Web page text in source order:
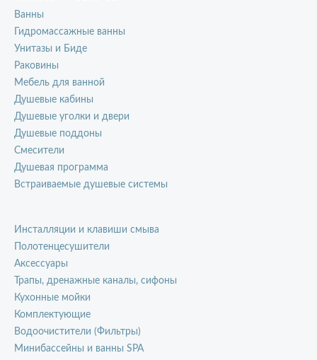
Ванны
Гидромассажные ванны
Унитазы и Биде
Раковины
Мебель для ванной
Душевые кабины
Душевые уголки и двери
Душевые поддоны
Смесители
Душевая программа
Встраиваемые душевые системы
Инсталляции и клавиши смыва
Полотенцесушители
Аксессуары
Трапы, дренажные каналы, сифоны
Кухонные мойки
Комплектующие
Водоочистители (Фильтры)
Минибассейны и ванны SPA